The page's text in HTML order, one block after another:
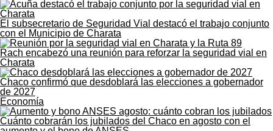
El subsecretario de Seguridad Vial destacó el trabajo conjunto
con el Municipio de Charata
Rach encabezó una reunión para reforzar la seguridad vial en
Charata
Chaco confirmó que desdoblará las elecciones a gobernador
de 2027
Economía
Cuánto cobrarán los jubilados del Chaco en agosto con el